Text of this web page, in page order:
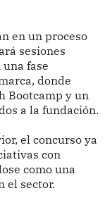
en un proceso
sesiones
fase
donde
Bootcamp y un
a la fundación.
el concurso ya
con
como una
el sector.